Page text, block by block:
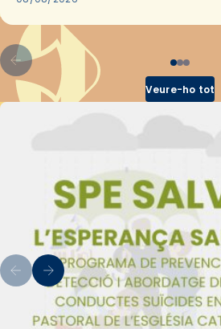
Veure-ho tot